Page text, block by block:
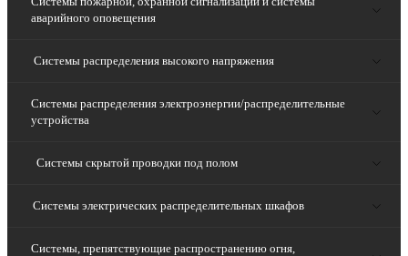
аварийного оповещения
Системы распределения высокого напряжения
Системы распределения электроэнергии/распределительные
устройства
Системы скрытой проводки под полом
Системы электрических распределительных шкафов
Системы, препятствующие распространению огня,